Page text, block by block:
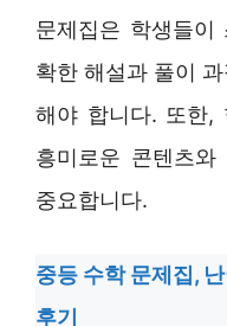
문제집은 학생들
확한 해설과 풀이
해야 합니다. 또한,
흥미로운 콘텐츠
중요합니다.
중등 수학 문제집,
후기